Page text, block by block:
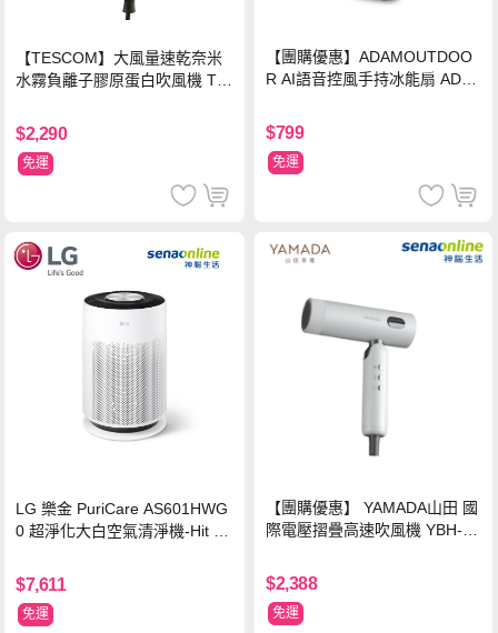
【TESCOM】大風量速乾奈米
水霧負離子膠原蛋白吹風機 TC
W
$2,290
免運
【團購優惠】ADAMOUTDOO
R AI語音控風手持冰能扇 ADF
$799
免運
LG 樂金 PuriCare AS601HWG
0 超淨化大白空氣清淨機-Hit 18
$7,611
免運
【團購優惠】 YAMADA山田 國
際電壓摺疊高速吹風機 YBH-12
$2,388
免運